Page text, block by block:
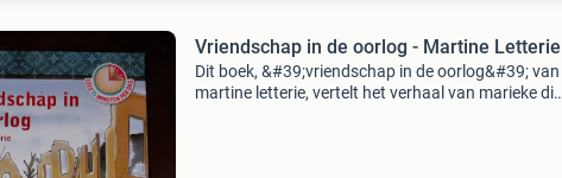
Vriendschap in de oorlog - Martine Letterie
Dit boek, &#39;vriendschap in de oorlog&#39; van
martine letterie, vertelt het verhaal van marieke die